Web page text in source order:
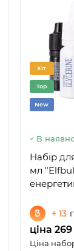
Хіт
Top
New
В
Набір
мл
+ 13
ціна
Ціна